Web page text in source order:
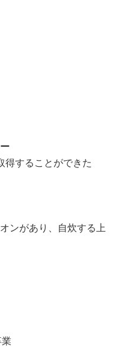
得することができた
ンがあり、自炊する上